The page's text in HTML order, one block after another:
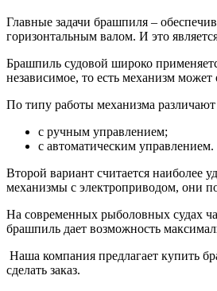
Главные задачи брашпиля –
горизонтальным валом. И это
Брашпиль судовой широко
независимое, то есть механизм
По типу работы механизма
с ручным управлением;
с автоматическим управлением.
Второй вариант считается наиболее
механизмы с электроприводом, они
На современных рыболовных судах
брашпиль дает возможность
Наша компания предлагает купить
сделать заказ.